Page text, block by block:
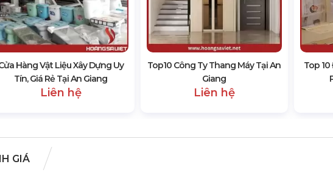
Hàng Vật Liệu Xây Dựng Uy
Tín, Giá Rẻ Tại An Giang
Liên hệ
Top10 Công Ty Thang Máy Tại An
Giang
Liên hệ
Top 10
GIÁ